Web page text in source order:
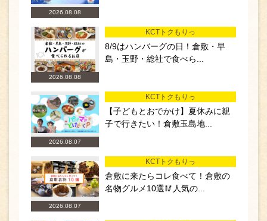
2026.08.08
2026.08.08
KCTトクもりっ
8/9はハンバーグの日！倉敷・早
島・玉野・総社で食べら...
2026.08.07
KCTトクもりっ
【子どもとおでかけ】夏休みに親
子で行きたい！倉敷玉島地...
2026.08.07
KCTトクもりっ
倉敷に来たらコレ食べて！倉敷の
名物グルメ10選🥢人気の...